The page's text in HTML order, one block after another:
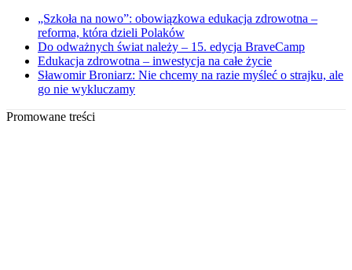
„Szkoła na nowo”: obowiązkowa edukacja zdrowotna –
reforma, która dzieli Polaków
Do odważnych świat należy – 15. edycja BraveCamp
Edukacja zdrowotna – inwestycja na całe życie
Sławomir Broniarz: Nie chcemy na razie myśleć o strajku, ale
go nie wykluczamy
Promowane treści